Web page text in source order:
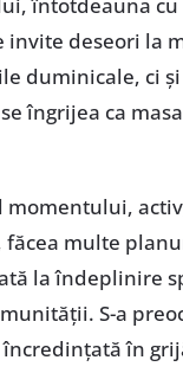
invite deseori la
duminicale, ci
îngrijea ca
momentului,
multe
la îndeplinire
S-a
în